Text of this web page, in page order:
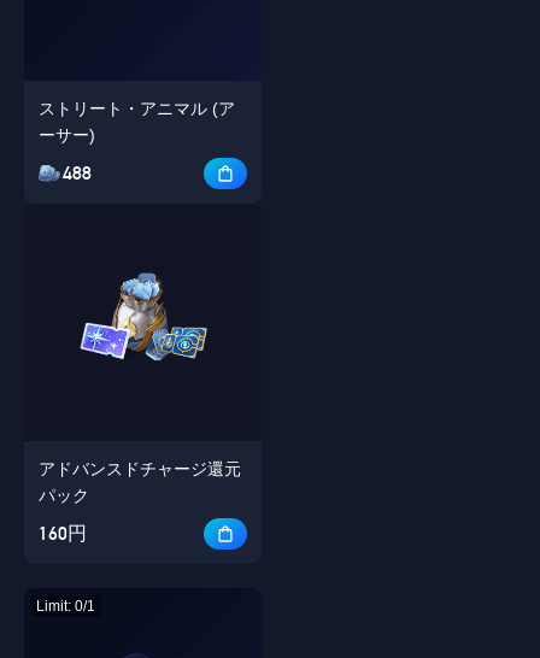
ストリート・アニマル (ア
ーサー)
488
アドバンスドチャージ還元
パック
160円
Limit: 0/1